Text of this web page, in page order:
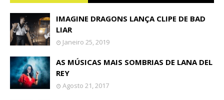
IMAGINE DRAGONS LANÇA CLIPE DE BAD
LIAR
Janeiro 25, 2019
AS MÚSICAS MAIS SOMBRIAS DE LANA DEL
REY
Agosto 21, 2017